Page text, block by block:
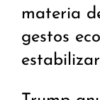
materia
gestos